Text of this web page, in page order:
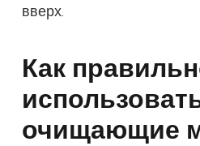
вверх.
Как
очищающие